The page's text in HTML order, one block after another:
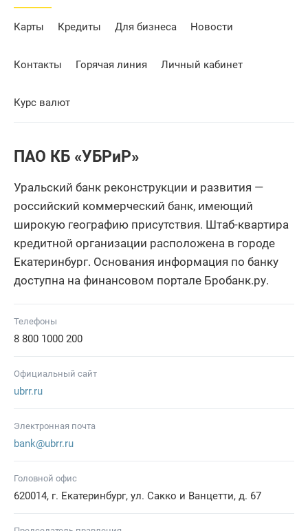
Карты Кредиты Для бизнеса Новости
Контакты Горячая линия Личный кабинет
Курс валют
ПАО КБ «УБРиР»
Уральский банк реконструкции и развития —
российский коммерческий банк, имеющий
широкую географию присутствия. Штаб-квартира
кредитной организации расположена в городе
Екатеринбург. Основания информация по банку
доступна на финансовом портале Бробанк.ру.
Телефоны
8 800 1000 200
Официальный сайт
ubrr.ru
Электронная почта
bank@ubrr.ru
Головной офис
620014, г. Екатеринбург, ул. Сакко и Ванцетти, д. 67